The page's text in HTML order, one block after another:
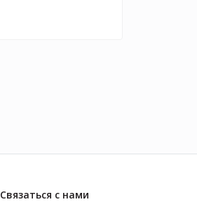
Связаться с нами